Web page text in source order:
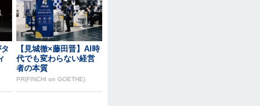
【見城徹×藤田晋】AI時
代でも変わらない経営
者の本質
PR(FINCHI on GOETHE)